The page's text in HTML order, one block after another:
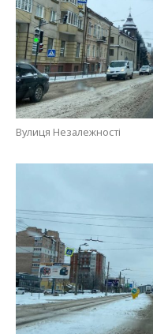
Вулиця Незалежності